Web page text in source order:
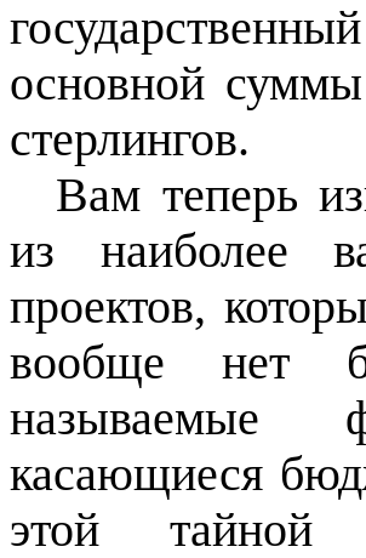
основной
стерлингов.
Вам теперь
из наиболее
проектов,
вообще нет
называемые
касающиеся
этой тайной